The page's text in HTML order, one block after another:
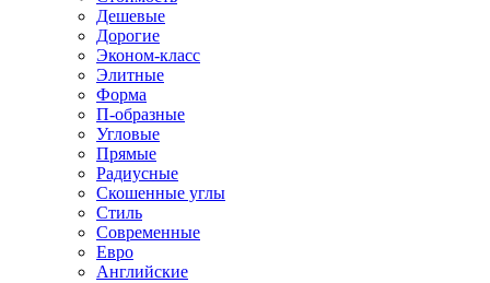
Дешевые
Дорогие
Эконом-класс
Элитные
Форма
П-образные
Угловые
Прямые
Радиусные
Скошенные углы
Стиль
Современные
Евро
Английские